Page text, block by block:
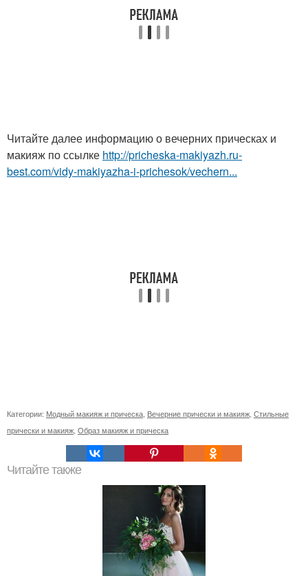
Читайте далее информацию о вечерних прическах и
макияж по ссылке http://pricheska-makiyazh.ru-
best.com/vidy-makiyazha-i-prichesok/vechern...
Категории: Модный макияж и прическа Вечерние прически и макияж Стильные
прически и макияж Образ макияж и прическа
Читайте также